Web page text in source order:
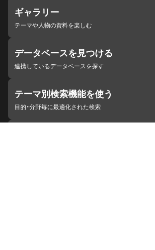
ギャラリー
テーマや人物の資料を楽しむ
データベースを見つける
連携しているデータベースを探す
テーマ別検索機能を使う
目的・分野毎に最適化された検索